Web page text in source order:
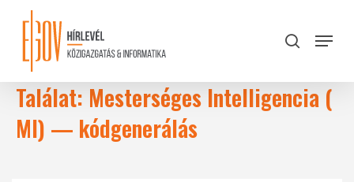
content
search
Menu
Találat: Mesterséges Intelligencia (
MI) — kódgenerálás
Close